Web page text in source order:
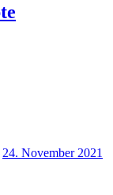
24. November 2021